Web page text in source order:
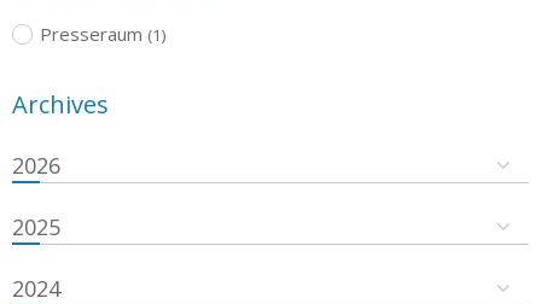
Presseraum (1)
Archives
2026
2025
2024